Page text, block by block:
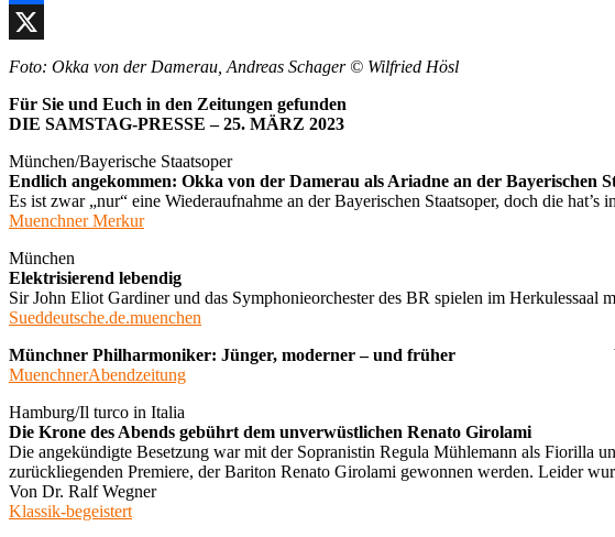
Facebook
X
Foto: Okka von der Damerau, Andreas Schager © Wilfried Hösl
Für Sie und Euch in den Zeitungen gefunden
DIE SAMSTAG-PRESSE – 25. MÄRZ 2023
München/Bayerische Staatsoper
Endlich angekommen: Okka von der Damerau als Ariadne an der Bayerischen
Es ist zwar „nur“ eine Wiederaufnahme an der Bayerischen Staatsoper, doch die
Muenchner Merkur
München
Elektrisierend lebendig
Sir John Eliot Gardiner und das Symphonieorchester des BR spielen im Herkulessaal
Sueddeutsche.de.muenchen
Münchner Philharmoniker: Jünger, moderner – und früher
MuenchnerAbendzeitung
Hamburg/Il turco in Italia
Die Krone des Abends gebührt dem unverwüstlichen Renato Girolami
Die angekündigte Besetzung war mit der Sopranistin Regula Mühlemann als Fiorilla
zurückliegenden Premiere, der Bariton Renato Girolami gewonnen werden. Leider
Von Dr. Ralf Wegner
Klassik-begeistert